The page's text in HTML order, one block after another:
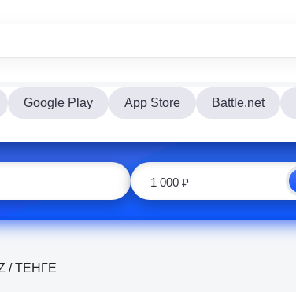
Google Play App Store Battle.net
/ ТЕНГЕ